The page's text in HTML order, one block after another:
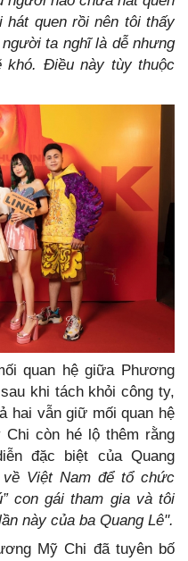
quen rồi nên tôi thấy
ta nghĩ là dễ nhưng
Điều này tùy thuộc
quan hệ giữa Phương
khi tách khỏi công ty,
hai vẫn giữ mối quan hệ
còn hé lộ thêm rằng
đặc biệt của Quang
về Việt Nam để tổ chức
con gái tham gia và tôi
này của ba Quang Lê".
Mỹ Chi đã tuyên bố